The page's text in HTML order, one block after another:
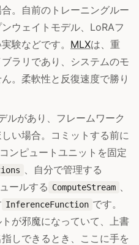
。自前のトレーニングルー
ウェイトモデル、LoRAフ
験などです。 MLXは、重
ラリであり、システムのモ
。柔軟性と反復速度で勝り
ルがあり、フレームワーク
い場合。コミットする前に
コンピュートユニットを固定
、自分で管理する
ールする ComputeStream
InferenceFunction です。
が邪魔になっていて、上書
しできるとき、ここに手を